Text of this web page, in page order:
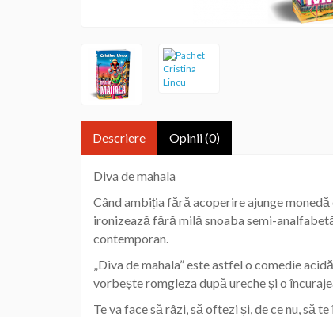
Descriere Opinii (0)
Diva de mahala
Când ambiția fără acoperire ajunge monedă
ironizează fără milă snoaba semi-
contemporan.
„Diva de mahala” este astfel o comedie
vorbește romgleza după ureche și o
Te va face să râzi, să oftezi și, de ce nu, să